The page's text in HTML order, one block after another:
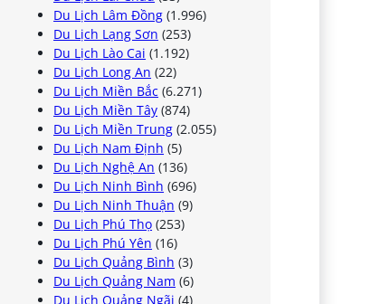
Du Lịch Lâm Đồng (1.996)
Du Lịch Lạng Sơn (253)
Du Lịch Lào Cai (1.192)
Du Lịch Long An (22)
Du Lịch Miền Bắc (6.271)
Du Lịch Miền Tây (874)
Du Lịch Miền Trung (2.055)
Du Lịch Nam Định (5)
Du Lịch Nghệ An (136)
Du Lịch Ninh Bình (696)
Du Lịch Ninh Thuận (9)
Du Lịch Phú Thọ (253)
Du Lịch Phú Yên (16)
Du Lịch Quảng Bình (3)
Du Lịch Quảng Nam (6)
Du Lịch Quảng Ngãi (4)